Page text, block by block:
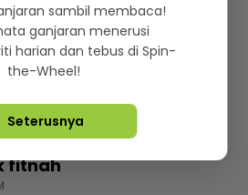
bantuan bukan untuk
pahala... Kongsi di
fitnah
sambil membaca!
ganjaran menerusi
harian dan tebus di Spin-
the-Wheel!
Seterusnya